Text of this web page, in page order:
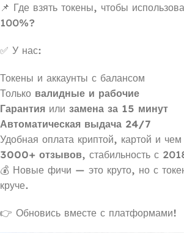
📌 Где взять токены, чтобы
100%?
✅ У нас:
Токены и аккаунты с балансом
Только валидные и рабочие
Гарантия или замена за 15 минут
Автоматическая выдача 24/7
Удобная оплата криптой, картой и
3000+ отзывов, стабильность с
💰 Новые фичи — это круто, но с
круче.
👉 Обновись вместе с платформами!